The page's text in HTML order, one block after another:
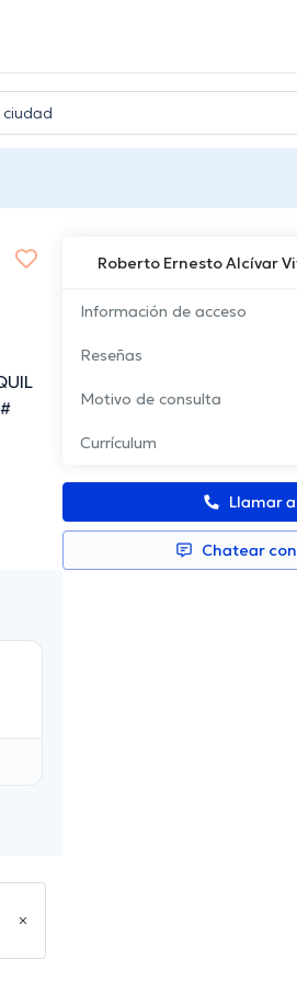
Roberto Ernesto Alcívar
Información de acceso
Reseñas
Motivo de consulta
Currículum
Llamar
Chatear